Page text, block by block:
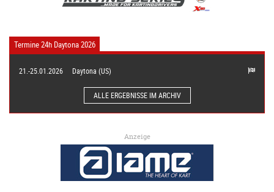
Termine 24h Daytona 2026
21.-25.01.2026 Daytona (US)
ALLE ERGEBNISSE IM ARCHIV
Anzeige